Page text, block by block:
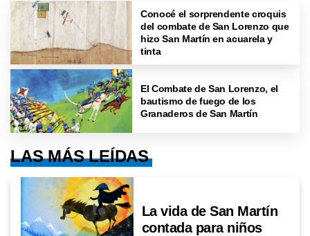
Conocé el sorprendente croquis
del combate de San Lorenzo que
hizo San Martín en acuarela y
tinta
El Combate de San Lorenzo, el
bautismo de fuego de los
Granaderos de San Martín
LAS MÁS LEÍDAS
La vida de San Martín
contada para niños